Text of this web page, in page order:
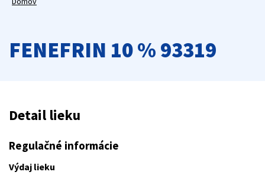
FENEFRIN 10 % 93319
Detail lieku
Regulačné informácie
Výdaj lieku